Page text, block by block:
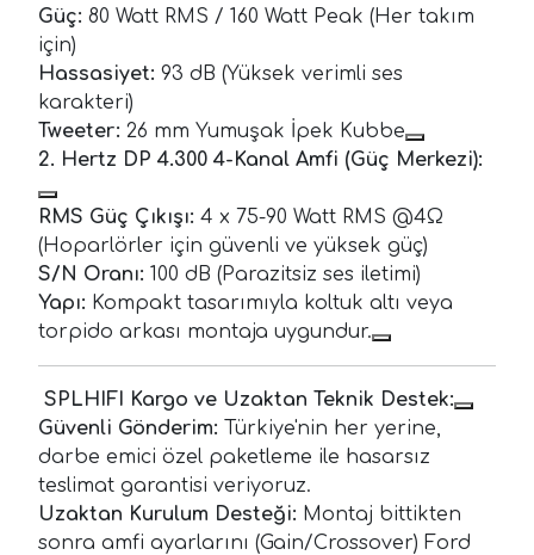
Güç: 80 Watt RMS / 160 Watt Peak (Her takım
için)
Hassasiyet: 93 dB (Yüksek verimli ses
karakteri)
Tweeter: 26 mm Yumuşak İpek Kubbe
2. Hertz DP 4.300 4-Kanal Amfi (Güç Merkezi):
RMS Güç Çıkışı: 4 x 75-90 Watt RMS @4Ω
(Hoparlörler için güvenli ve yüksek güç)
S/N Oranı: 100 dB (Parazitsiz ses iletimi)
Yapı: Kompakt tasarımıyla koltuk altı veya
torpido arkası montaja uygundur.
SPLHIFI Kargo ve Uzaktan Teknik Destek:
Güvenli Gönderim: Türkiye'nin her yerine,
darbe emici özel paketleme ile hasarsız
teslimat garantisi veriyoruz.
Uzaktan Kurulum Desteği: Montaj bittikten
sonra amfi ayarlarını (Gain/Crossover) Ford